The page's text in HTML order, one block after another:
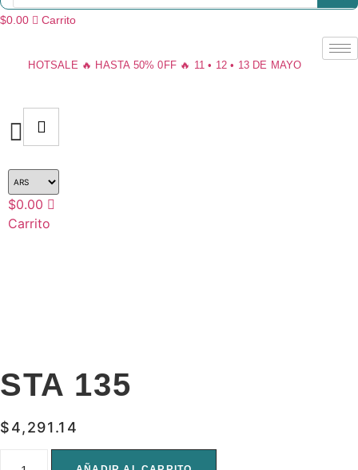
productos
$0.00 Carrito
HOTSALE 🔥 HASTA 50% 0FF 🔥 11 • 12 • 13 DE MAYO
$0.00
Carrito
STA 135
$4,291.14